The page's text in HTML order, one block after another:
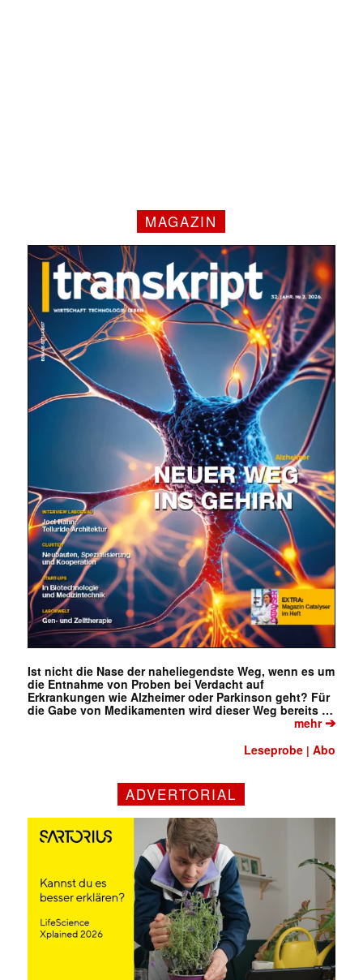
MAGAZIN
Ist nicht die Nase der naheliegendste Weg, wenn es um
die Entnahme von Proben bei Verdacht auf
Erkrankungen wie Alzheimer oder Parkinson geht? Für
die Gabe von Medikamenten wird dieser Weg bereits …
mehr➔
Leseprobe |Abo
ADVERTORIAL